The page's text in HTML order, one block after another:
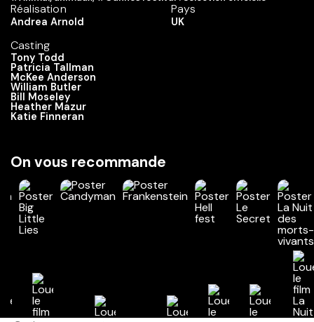
Réalisation
Andrea Arnold
Casting
Tony Todd
Patricia Tallman
McKee Anderson
William Butler
Bill Moseley
Heather Mazur
Katie Finneran
Pays
UK
On vous recommande